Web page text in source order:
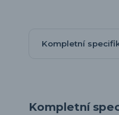
Kompletní
Kompletní